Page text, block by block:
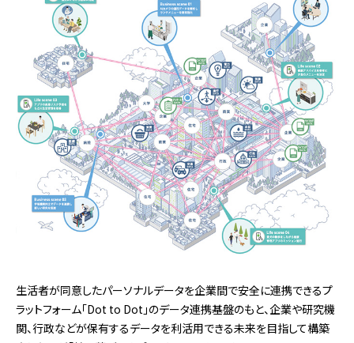
生活者が同意したパーソナルデータを企業間で安全に連携できるプ
ラットフォーム「Dot to Dot」のデータ連携基盤のもと、企業や研究機
関、行政などが保有するデータを利活用できる未来を目指して構築